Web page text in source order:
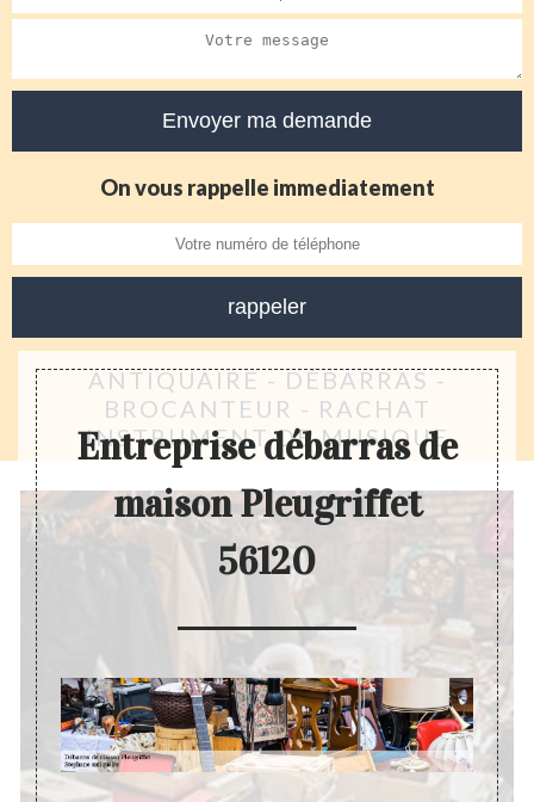
On vous rappelle immediatement
ANTIQUAIRE - DÉBARRAS -
BROCANTEUR - RACHAT
INSTRUMENT DE MUSIQUE
Entreprise débarras de
maison Pleugriffet
56120